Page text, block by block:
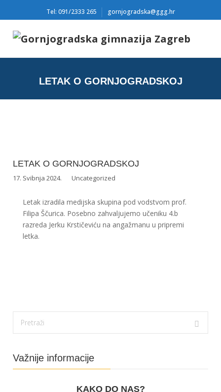
Tel: 091/2333 265 gornjogradska@ggg.hr
LETAK O GORNJOGRADSKOJ
LETAK O GORNJOGRADSKOJ
17. Svibnja 2024. Uncategorized
Letak izradila medijska skupina pod vodstvom prof.
Filipa Ščurica. Posebno zahvaljujemo učeniku 4.b
razreda Jerku Krstičeviću na angažmanu u pripremi
letka.
Važnije informacije
KAKO DO NAS?